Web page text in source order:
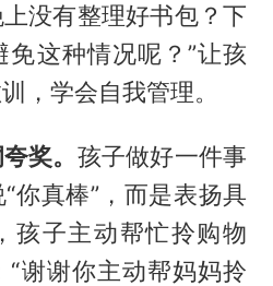
没有整理好书包？下
这种情况呢？”让孩
，学会自我管理。
奖。 孩子做好一件事
你真棒”，而是表扬具
孩子主动帮忙拎购物
谢谢你主动帮妈妈拎